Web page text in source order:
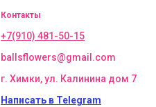
Контакты
+7(910) 481-50-15
ballsflowers@gmail.com
г. Химки, ул. Калинина дом 7
Написать в Telegram